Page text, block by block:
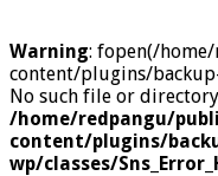
Warning: fopen(/
content/plugins/
No such file or
/home/redpangu/
content/plugins/
wp/classes/